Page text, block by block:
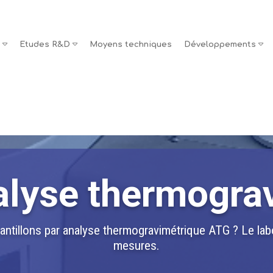
Etudes R&D Moyens techniques Développements
par analyse thermogravimétrique ATG ? Le
mesures.